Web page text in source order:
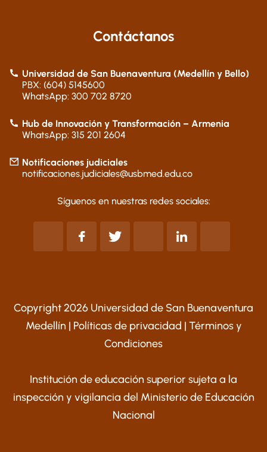
Contáctanos
Universidad de San Buenaventura (Medellín y Bello)
PBX: (604) 5145600
WhatsApp: 300 702 8720
Hub de Innovación y Transformación – Armenia
WhatsApp: 315 201 2604
Notificaciones judiciales
notificaciones.judiciales@usbmed.edu.co
Síguenos en nuestras redes sociales:
Copyright 2026 Universidad de San Buenaventura
Medellín | Políticas de privacidad | Términos y
Condiciones
Institución de educación superior sujeta a la
inspección y vigilancia del Ministerio de Educación
Nacional